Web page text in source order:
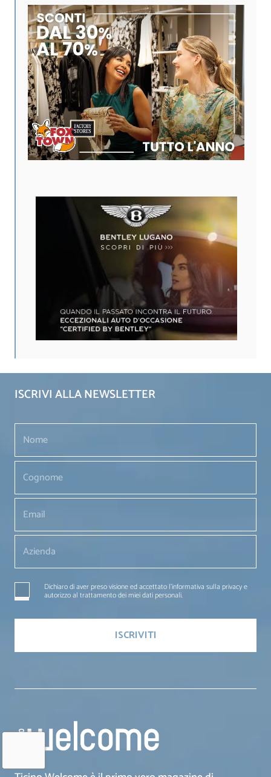
ISCRIVI ALLA NEWSLETTER
Dichiaro di aver preso visione ed accettato l'informativa sulla privacy e
autorizzo al trattamento dei miei dati personali.